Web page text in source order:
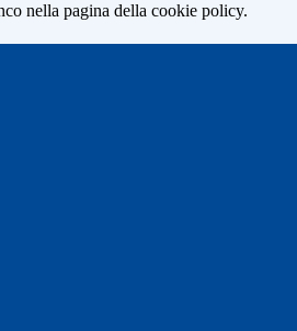
nella pagina della cookie policy.